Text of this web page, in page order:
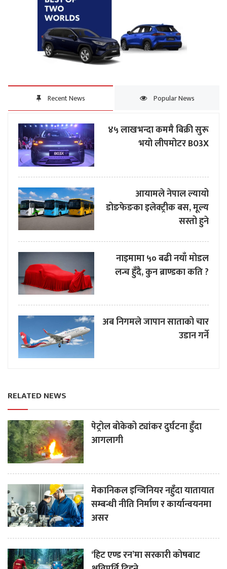
Recent News Popular News
४५ लाखभन्दा कममै बिक्री सुरू
भयो लीपमोटर B03X
आयामले नेपाल ल्यायो
डोङफेङका इलेक्ट्रीक बस, मूल्य
सस्तो हुने
नाइमामा ५० बढी नयाँ मोडल
लन्च हुँदै, कुन ब्राण्डका कति ?
अब निगमले जापान साताको चार
उडान गर्ने
RELATED NEWS
पेट्रोल बोकेको ट्यांकर दुर्घटना हुँदा
आगलागी
मेकानिकल इन्जिनियर नहुँदा यातायात
सम्बन्धी नीति निर्माण र कार्यान्वयनमा
असर
‘हिट एण्ड रन’मा सरकारी कोषबाट